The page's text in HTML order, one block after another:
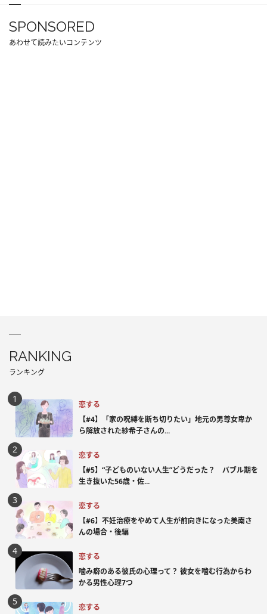
SPONSORED
あわせて読みたいコンテンツ
RANKING
ランキング
恋する
【#4】「家の呪縛を断ち切りたい」地元の男尊女卑か
ら解放された紗希子さんの...
恋する
【#5】“子どものいない人生”どうだった？ バブル期を
生き抜いた56歳・佐...
恋する
【#6】不妊治療をやめて人生が前向きになった美南さ
んの場合・後編
恋する
噛み癖のある彼氏の心理って？ 彼女を噛む行為からわ
かる男性心理7つ
恋する